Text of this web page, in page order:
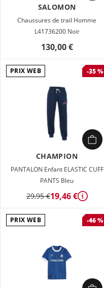
SALOMON
Chaussures de trail Homme
L41736200 Noir
130,00 €
PRIX WEB -35 %
CHAMPION
PANTALON Enfant ELASTIC CUFF
PANTS Bleu
29,95 €19,46 € Détails
PRIX WEB -46 %